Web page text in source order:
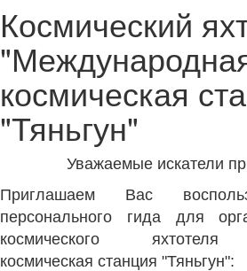
Космический
космическая
"Тяньгун"
Уважаемые искатели
Приглашаем Вас
персонального гида для
космического яхтотеля
космическая станция "Тяньгун":